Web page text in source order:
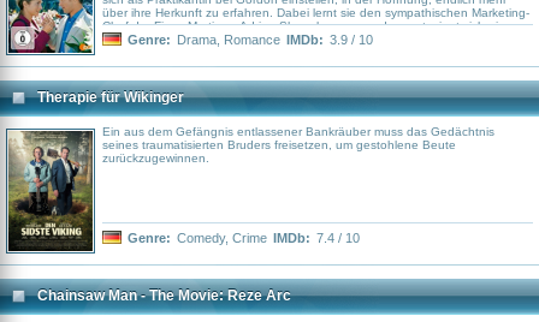
über ihre Herkunft zu erfahren. Dabei lernt sie den sympathischen Marketing-
Chef der Firma Mortimer, Adrian Shaw, kennen, und es entspinnt sich eine
zarte Romanze zwischen den beiden, bis sie sich schließlich ihre Liebe
nicht die ist, für die sie sich ausgibt. Eine Reihe dramatischer Ereignisse
zwingt Roseanne, wichtige Entscheidungen zu fällen. Entscheidungen, die
nicht nur ihr eigenes Leben betreffen.
Genre: Drama Romance IMDb: 3.9 / 10
Therapie für Wikinger
Ein aus dem Gefängnis entlassener Bankräuber muss das Gedächtnis
seines traumatisierten Bruders freisetzen, um gestohlene Beute
zurückzugewinnen.
Genre: Comedy, Crime IMDb: 7.4 / 10
Chainsaw Man - The Movie: Reze Arc